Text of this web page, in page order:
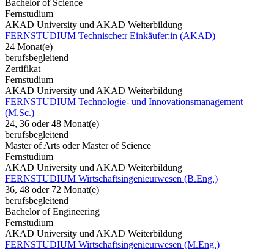
Bachelor of Science
Fernstudium
AKAD University und AKAD Weiterbildung
FERNSTUDIUM Technische:r Einkäufer:in (AKAD)
24 Monat(e)
berufsbegleitend
Zertifikat
Fernstudium
AKAD University und AKAD Weiterbildung
FERNSTUDIUM Technologie- und Innovationsmanagement
(M.Sc.)
24, 36 oder 48 Monat(e)
berufsbegleitend
Master of Arts oder Master of Science
Fernstudium
AKAD University und AKAD Weiterbildung
FERNSTUDIUM Wirtschaftsingenieurwesen (B.Eng.)
36, 48 oder 72 Monat(e)
berufsbegleitend
Bachelor of Engineering
Fernstudium
AKAD University und AKAD Weiterbildung
FERNSTUDIUM Wirtschaftsingenieurwesen (M.Eng.)